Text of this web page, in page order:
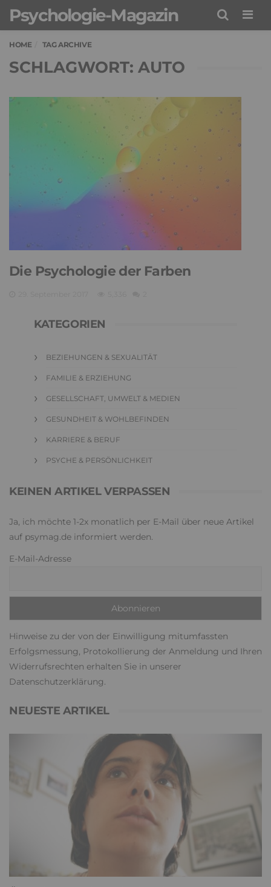
Psychologie-Magazin
HOME TAG ARCHIVE
SCHLAGWORT: AUTO
Die Psychologie der Farben
KATEGORIEN
BEZIEHUNGEN & SEXUALITÄT
FAMILIE & ERZIEHUNG
GESELLSCHAFT, UMWELT & MEDIEN
GESUNDHEIT & WOHLBEFINDEN
KARRIERE & BERUF
PSYCHE & PERSÖNLICHKEIT
KEINEN ARTIKEL VERPASSEN
Ja, ich möchte 1-2x monatlich per E-Mail über neue Artikel
auf psymag.de informiert werden.
E-Mail-Adresse
Hinweise zu der von der Einwilligung mitumfassten
Erfolgsmessung, Protokollierung der Anmeldung und Ihren
Widerrufsrechten erhalten Sie in unserer
Datenschutzerklärung.
NEUESTE ARTIKEL